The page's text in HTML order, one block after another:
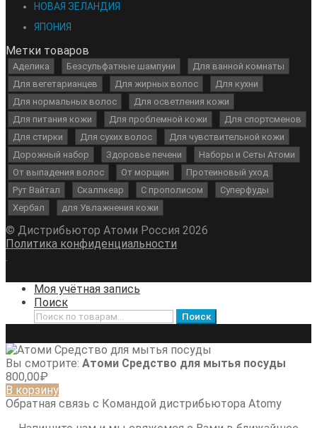
НОВАЯ ЗЕЛАНДИЯ
ЯПОНИЯ
Метки товаров
Аделика Безсульфатные шампуни
Для ванной комнаты
Для вегетарианцев
Для жирных волос
Для кухни
Для нормальных волос
Для осветления кожи
Для питания кожи
Для проблемной кожи
Для спортсменов
Для стирки
Для сухих волос
Для чувствительной кожи
Дорожный набор
Здоровье печени
Наборы и Сеты Атоми
От выпадения волос
От морщин
Протеиновый уход
Рут Вайтал
Скалпкеар С прополисом
Суперфуды
Хербал
для Увлажнения кожи
© Дистрибьютор Атоми Россия 2026
Политика конфиденциальности
.
Моя учётная запись
Поиск
Искать:
Поиск
Вы смотрите: Атоми Средство для мытья посуды
800,00₽
В корзину
Обратная связь с Командой дистрибьютора Atomy